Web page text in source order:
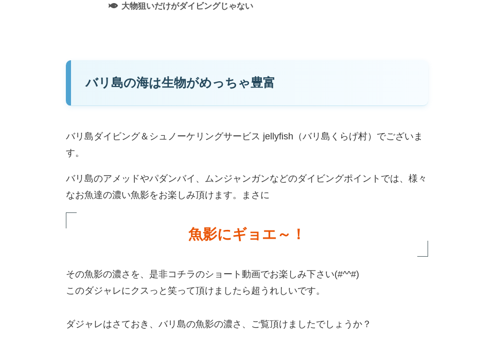
大物狙いだけがダイビングじゃない
バリ島の海は生物がめっちゃ豊富
バリ島ダイビング＆シュノーケリングサービス jellyfish（バリ島くらげ村）でございま
す。
バリ島のアメッドやパダンバイ、ムンジャンガンなどのダイビングポイントでは、様々
なお魚達の濃い魚影をお楽しみ頂けます。まさに
魚影にギョエ～ ！
その魚影の濃さを、是非コチラのショート動画でお楽しみ下さい(#^^#)
このダジャレにクスっと笑って頂けましたら超うれしいです。
ダジャレはさておき、バリ島の魚影の濃さ、ご覧頂けましたでしょうか？